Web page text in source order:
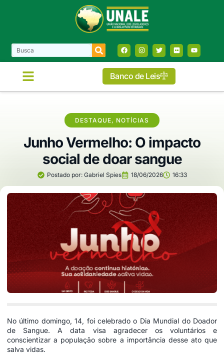
Banco de Leis
DESTAQUE, NOTÍCIAS
Junho Vermelho: O impacto
social de doar sangue
Postado por:Gabriel Spies 18/06/2026 16:33
No último domingo, 14, foi celebrado o Dia Mundial do Doador
de Sangue. A data visa agradecer os voluntários e
conscientizar a população sobre a importância desse ato que
salva vidas.